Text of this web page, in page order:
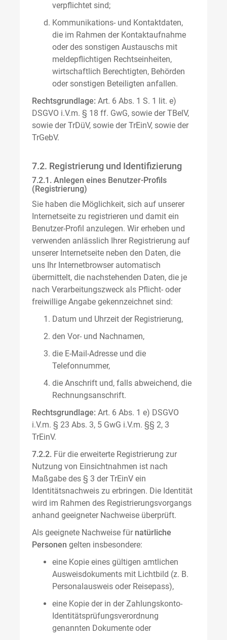
verpflichtet sind;
Kommunikations- und Kontaktdaten,
die im Rahmen der Kontaktaufnahme
oder des sonstigen Austauschs mit
meldepflichtigen Rechtseinheiten,
wirtschaftlich Berechtigten, Behörden
oder sonstigen Beteiligten anfallen.
Rechtsgrundlage: Art. 6 Abs. 1 S. 1 lit. e)
DSGVO i.V.m. § 18 ff. GwG, sowie der TBelV,
sowie der TrDüV, sowie der TrEinV, sowie der
TrGebV.
7.2. Registrierung und Identifizierung
7.2.1. Anlegen eines Benutzer-Profils
(Registrierung)
Sie haben die Möglichkeit, sich auf unserer
Internetseite zu registrieren und damit ein
Benutzer-Profil anzulegen. Wir erheben und
verwenden anlässlich Ihrer Registrierung auf
unserer Internetseite neben den Daten, die
uns Ihr Internetbrowser automatisch
übermittelt, die nachstehenden Daten, die je
nach Verarbeitungszweck als Pflicht- oder
freiwillige Angabe gekennzeichnet sind:
Datum und Uhrzeit der Registrierung,
den Vor- und Nachnamen,
die E-Mail-Adresse und die
Telefonnummer,
die Anschrift und, falls abweichend, die
Rechnungsanschrift.
Rechtsgrundlage: Art. 6 Abs. 1 e) DSGVO
i.V.m. § 23 Abs. 3, 5 GwG i.V.m. §§ 2, 3
TrEinV.
7.2.2. Für die erweiterte Registrierung zur
Nutzung von Einsichtnahmen ist nach
Maßgabe des § 3 der TrEinV ein
Identitätsnachweis zu erbringen. Die Identität
wird im Rahmen des Registrierungsvorgangs
anhand geeigneter Nachweise überprüft.
Als geeignete Nachweise für natürliche
Personen gelten insbesondere:
eine Kopie eines gültigen amtlichen
Ausweisdokuments mit Lichtbild (z. B.
Personalausweis oder Reisepass),
eine Kopie der in der Zahlungskonto-
Identitätsprüfungsverordnung
genannten Dokumente oder